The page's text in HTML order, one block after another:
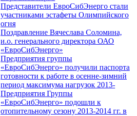
Представители ЕвроСибЭнерго стали
участниками эстафеты Олимпийского
огня
Поздравление Вячеслава Соломина,
и.о. генерального директора ОАО
«ЕвроСибЭнерго»
Предприятия группы
«ЕвроСибЭнерго» получили паспорта
готовности к работе в осенне-зимний
период максимума нагрузок 2013-
Предприятия Группы
«ЕвроСибЭнерго» подошли к
отопительному сезону 2013-2014 гг. в